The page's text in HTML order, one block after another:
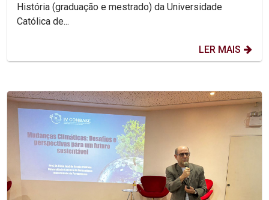
História (graduação e mestrado) da Universidade
Católica de...
LER MAIS